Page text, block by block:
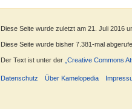
Diese Seite wurde zuletzt am 21. Juli 2016
Diese Seite wurde bisher 7.381-mal
Der Text ist unter der „Creative Commons
Datenschutz Über Kamelopedia